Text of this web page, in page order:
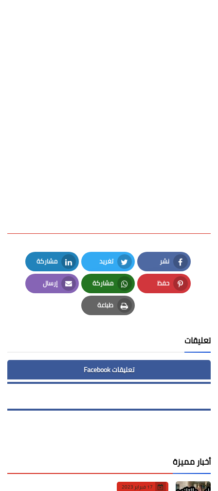
نشر
Facebook
تغريد
Twitter
مشاركة
LinkedIn
حفظ
Pinterest
مشاركة
Whatsapp
إرسال
Email
طباعة
Print
تعليقات
تعليقات Facebook
أخبار مميزة
17 فبراير 2023